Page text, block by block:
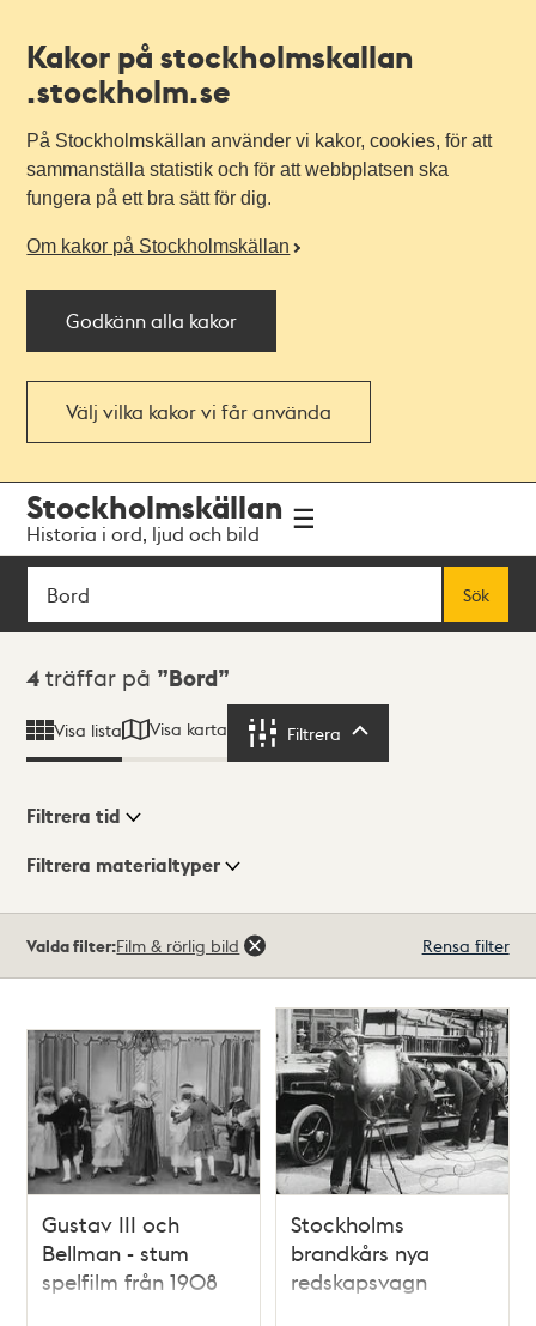
Kakor på stockholmskallan
.stockholm.se
På Stockholmskällan använder vi kakor, cookies, för att
sammanställa statistik och för att webbplatsen ska
fungera på ett bra sätt för dig.
Om kakor på Stockholmskällan
Godkänn alla kakor
Välj vilka kakor vi får använda
navigationen
huvudinnehållet
Stockholmskällan
Historia i ord, ljud och bild
Sök
Sök
Sökresultat
4 träffar på Bord
Visa lista Visa karta Filtrera
Visningsläge
Filtrera tid
Filtrera materialtyper
träffar
Valda filter:Film & rörlig bild Rensa filter
Gustav III och
Bellman - stum
spelfilm från 1908
Stockholms
brandkårs nya
redskapsvagn